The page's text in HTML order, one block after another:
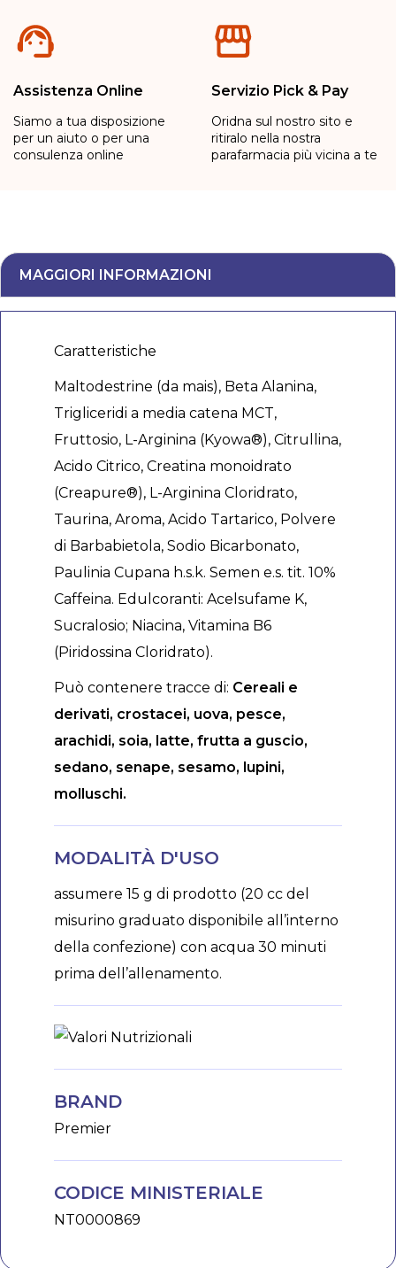
Assistenza Online
Siamo a tua disposizione
per un aiuto o per una
consulenza online
Servizio Pick & Pay
Oridna sul nostro sito e
ritiralo nella nostra
parafarmacia più vicina a te
MAGGIORI INFORMAZIONI
Caratteristiche
Maltodestrine (da mais), Beta Alanina,
Trigliceridi a media catena MCT,
Fruttosio, L-Arginina (Kyowa®), Citrullina,
Acido Citrico, Creatina monoidrato
(Creapure®), L-Arginina Cloridrato,
Taurina, Aroma, Acido Tartarico, Polvere
di Barbabietola, Sodio Bicarbonato,
Paulinia Cupana h.s.k. Semen e.s. tit. 10%
Caffeina. Edulcoranti: Acelsufame K,
Sucralosio; Niacina, Vitamina B6
(Piridossina Cloridrato).
Può contenere tracce di: Cereali e
derivati, crostacei, uova, pesce,
arachidi, soia, latte, frutta a guscio,
sedano, senape, sesamo, lupini,
molluschi.
MODALITÀ D'USO
assumere 15 g di prodotto (20 cc del
misurino graduato disponibile all’interno
della confezione) con acqua 30 minuti
prima dell’allenamento.
BRAND
Premier
CODICE MINISTERIALE
NT0000869